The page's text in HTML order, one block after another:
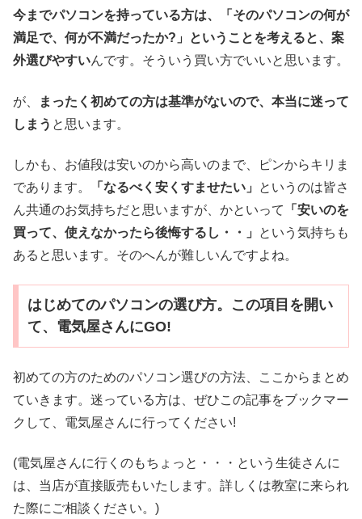
今までパソコンを持っている方は、「そのパソコンの何が
満足で、何が不満だったか?」ということを考えると、案
外選びやすいんです。そういう買い方でいいと思います。
が、
まったく初めての方は基準がないので、本当に迷って
しまう と思います。
しかも、お値段は安いのから高いのまで、ピンからキリま
であります。
「なるべく安くすませたい」
というのは皆さ
ん共通のお気持ちだと思いますが、かといって
「安いのを
買って、使えなかったら後悔するし・・」
という気持ちも
あると思います。そのへんが難しいんですよね。
はじめてのパソコンの選び方。この項目を開い
て、電気屋さんにGO!
初めての方のためのパソコン選びの方法、ここからまとめ
ていきます。迷っている方は、ぜひこの記事をブックマー
クして、電気屋さんに行ってください!
(電気屋さんに行くのもちょっと・・・という生徒さんに
は、当店が直接販売もいたします。詳しくは教室に来られ
た際にご相談ください。)